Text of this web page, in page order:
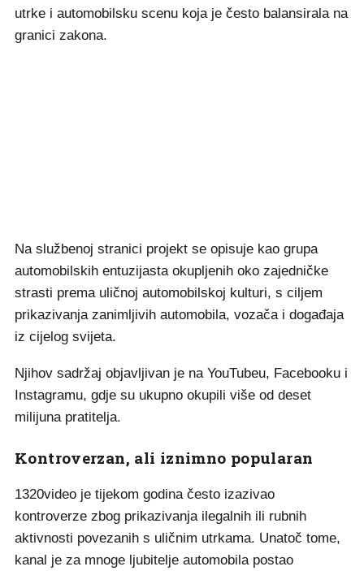
utrke i automobilsku scenu koja je često balansirala na
granici zakona.
Na službenoj stranici projekt se opisuje kao grupa
automobilskih entuzijasta okupljenih oko zajedničke
strasti prema uličnoj automobilskoj kulturi, s ciljem
prikazivanja zanimljivih automobila, vozača i događaja
iz cijelog svijeta.
Njihov sadržaj objavljivan je na YouTubeu, Facebooku i
Instagramu, gdje su ukupno okupili više od deset
milijuna pratitelja.
Kontroverzan, ali iznimno popularan
1320video je tijekom godina često izazivao
kontroverze zbog prikazivanja ilegalnih ili rubnih
aktivnosti povezanih s uličnim utrkama. Unatoč tome,
kanal je za mnoge ljubitelje automobila postao